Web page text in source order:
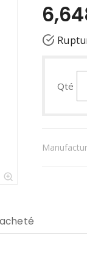
Qté